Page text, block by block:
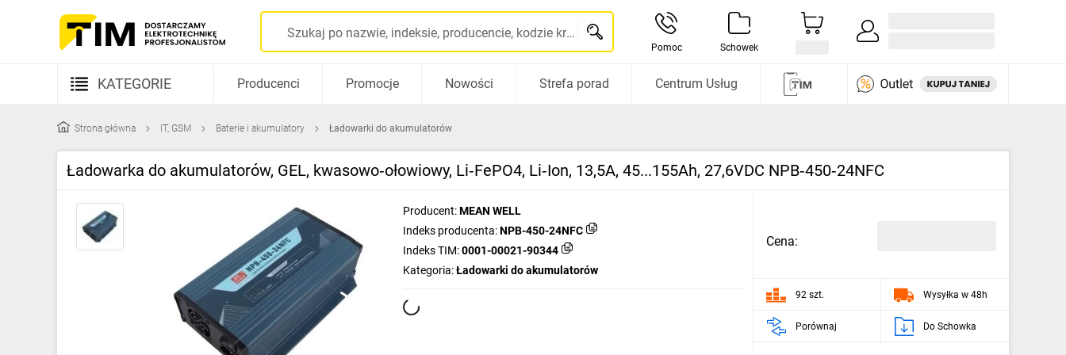
Szukaj po nazwie, indeksie, producencie, kodzie kreskowym...
Pomoc Schowek
KATEGORIE
Kable i przewody
Elementy prowadzenia kabli
Fotowoltaika
Producenci Promocje Nowości Strefa porad Centrum Usług
Strona główna IT, GSM Baterie i akumulatory Ładowarki do akumulatorów
Ładowarka do akumulatorów, GEL, kwasowo‑ołowiowy, Li‑FePO4, Li‑Ion, 13,5A, 45...155Ah, 27,6VDC NPB‑450‑24NFC
Producent:MEAN WELL
Indeks producenta:NPB-450-24NFC
Indeks TIM:0001-00021-90344
Kategoria:Ładowarki do akumulatorów
Cena:
92 szt. Wysyłka w 48h
Porównaj Do Schowka